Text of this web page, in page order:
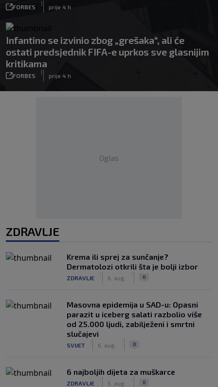
FORBES
|
prije 4 h
Infantino se izvinio zbog „grešaka“, ali će
ostati predsjednik FIFA-e uprkos sve glasnijim
kritikama
FORBES
|
prije 4 h
Oglas
ZDRAVLJE
Krema ili sprej za sunčanje?
Dermatolozi otkrili šta je bolji izbor
ZDRAVLJE 6. aug. 0
Masovna epidemija u SAD-u: Opasni
parazit u iceberg salati razbolio više
od 25.000 ljudi, zabilježeni i smrtni
slučajevi
SVIJET 6. aug. 0
6 najboljih dijeta za muškarce
ZDRAVLJE 5. aug. 0